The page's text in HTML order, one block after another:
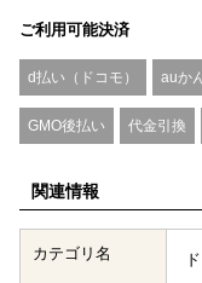
ご利用可能決済
d払い（ドコモ） auか
GMO後払い 代金引換
関連情報
カテゴリ名